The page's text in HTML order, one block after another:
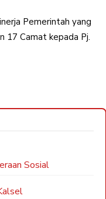
Pemerintah yang
17 Camat kepada Pj.
Sosial